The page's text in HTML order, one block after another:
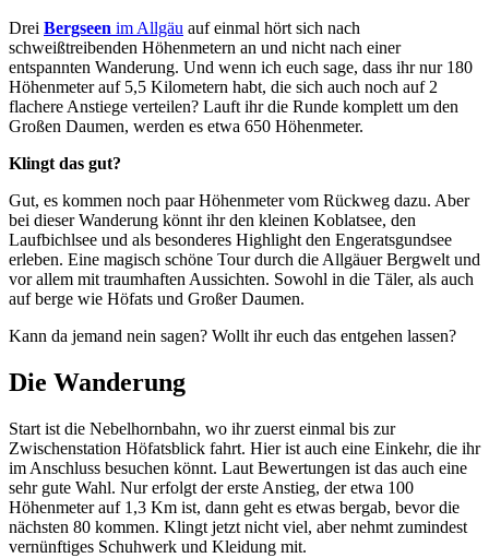
Drei Bergseen im Allgäu auf einmal hört sich nach
schweißtreibenden Höhenmetern an und nicht nach einer
entspannten Wanderung. Und wenn ich euch sage, dass ihr nur 180
Höhenmeter auf 5,5 Kilometern habt, die sich auch noch auf 2
flachere Anstiege verteilen? Lauft ihr die Runde komplett um den
Großen Daumen, werden es etwa 650 Höhenmeter.
Klingt das gut?
Gut, es kommen noch paar Höhenmeter vom Rückweg dazu. Aber
bei dieser Wanderung könnt ihr den kleinen Koblatsee, den
Laufbichlsee und als besonderes Highlight den Engeratsgundsee
erleben. Eine magisch schöne Tour durch die Allgäuer Bergwelt und
vor allem mit traumhaften Aussichten. Sowohl in die Täler, als auch
auf berge wie Höfats und Großer Daumen.
Kann da jemand nein sagen? Wollt ihr euch das entgehen lassen?
Die Wanderung
Start ist die Nebelhornbahn, wo ihr zuerst einmal bis zur
Zwischenstation Höfatsblick fahrt. Hier ist auch eine Einkehr, die ihr
im Anschluss besuchen könnt. Laut Bewertungen ist das auch eine
sehr gute Wahl. Nur erfolgt der erste Anstieg, der etwa 100
Höhenmeter auf 1,3 Km ist, dann geht es etwas bergab, bevor die
nächsten 80 kommen. Klingt jetzt nicht viel, aber nehmt zumindest
vernünftiges Schuhwerk und Kleidung mit.